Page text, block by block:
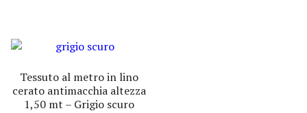
Tessuto al metro in lino
cerato antimacchia altezza
1,50 mt – Grigio scuro